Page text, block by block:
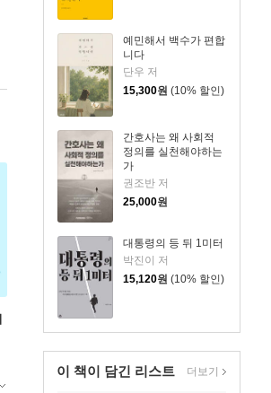
예민해서 백수가 편합
니다
단우 저
15,300원 (10% 할인)
간호사는 왜 사회적
정의를 실천해야하는
가
권조반 저
25,000원
대통령의 등 뒤 1미터
박진이 저
15,120원 (10% 할인)
이 책이 담긴 리스트 더보기